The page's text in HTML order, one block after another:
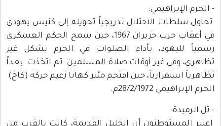
- الحرم الإبراهيمي:
تحاول سلطات الاحتلال تدريجياً تحويله إلى كنيس يهودي
في أعقاب حرب حزيران 1967، حين سمح الحكم العسكري
رسمياً لليهود، بأداء الصلوات في الحرم بشكل غير
تظاهري، وفي غير أوقات صلاة المسلمين. ثم اتخذت بعداً
تظاهرياً استفزازياً، حين اقتحم مئير كهانا زعيم حركة (كاخ)
الحرم الإبراهيمي 28/2/1972م.
- تل الرميدة:
اعتبر المستوطنون أن الخليل القديمة، كانت بالقرب من